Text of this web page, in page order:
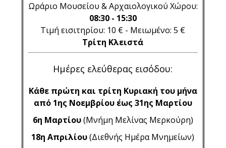
Ωράριο Μουσείου & Αρχαιολογικού Χώρου:
08:30 - 15:30
Τιμή εισιτηρίου: 10 € - Μειωμένο: 5 €
Τρίτη Κλειστά
Ημέρες ελεύθερας εισόδου:
Κάθε πρώτη και τρίτη Κυριακή του μήνα
από 1ης Νοεμβρίου έως 31ης Μαρτίου
6η Μαρτίου(Μνήμη Μελίνας Μερκούρη)
18η Απριλίου(Διεθνής Ημέρα Μνημείων)